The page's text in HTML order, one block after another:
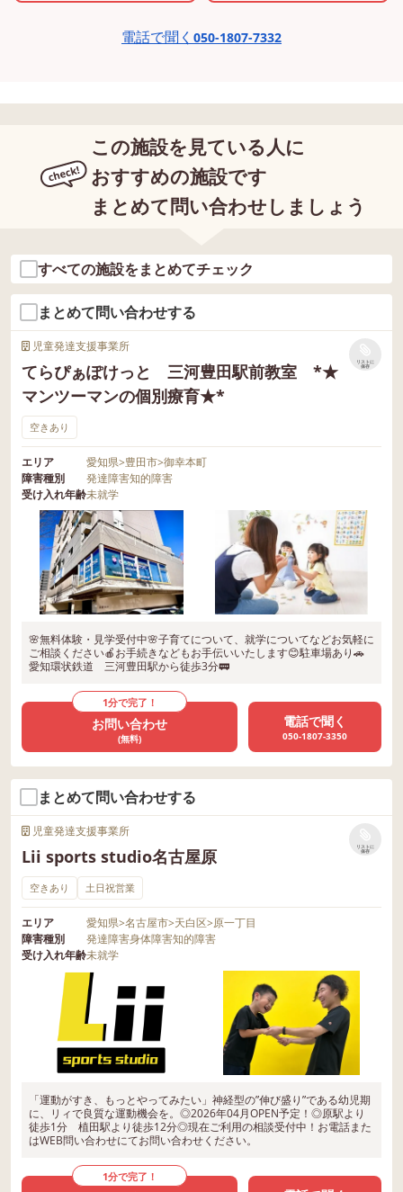
電話で聞く 050-1807-7332
この施設を見ている人に
おすすめの施設です
まとめて問い合わせしましょう
すべての施設をまとめてチェック
まとめて問い合わせする
児童発達支援事業所
てらぴぁぽけっと 三河豊田駅前教室 *★
マンツーマンの個別療育★*
リストに
保存
空きあり
エリア 愛知県>豊田市>御幸本町
障害種別
発達障害知的障害
受け入れ年齢未就学
🌸無料体験・見学受付中🌸子育てについて、就学についてなどお気軽に
ご相談ください🍎お手続きなどもお手伝いいたします😊駐車場あり🚗
愛知環状鉄道 三河豊田駅から徒歩3分🚃
1分で完了！
お問い合わせ
(無料)
電話で聞く
050-1807-3350
まとめて問い合わせする
児童発達支援事業所
Lii sports studio名古屋原
リストに
保存
空きあり 土日祝営業
エリア 愛知県>名古屋市>天白区>原一丁目
障害種別
発達障害身体障害知的障害
受け入れ年齢未就学
「運動がすき、もっとやってみたい」神経型の”伸び盛り”である幼児期
に、リィで良質な運動機会を。◎2026年04月OPEN予定！◎原駅より
徒歩1分 植田駅より徒歩12分◎現在ご利用の相談受付中！お電話また
はWEB問い合わせにてお問い合わせください。
1分で完了！